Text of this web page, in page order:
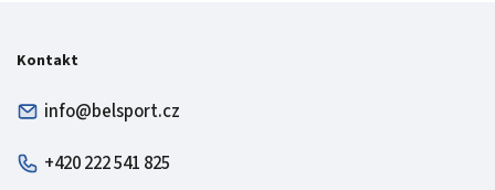
Kontakt
info@belsport.cz
+420 222 541 825